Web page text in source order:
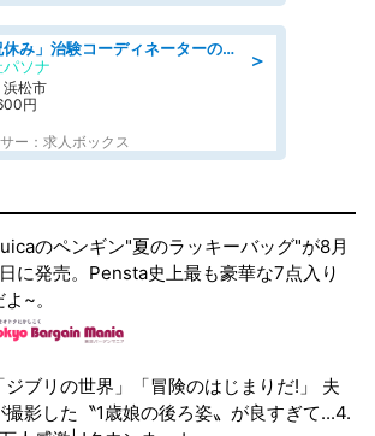
＞
「土日祝休み」治験コーディネーターのお仕事/未経験OK
ソナ
浜松市
円
ー：求人ボックス
のペンギン"夏のラッキーバッグ"が8月
に発売。Pensta史上最も豪華な7点入り
よ~。
「ジブリの世界」「冒険のはじまりだ!」 夫
撮影した〝1歳娘の後ろ姿〟が良すぎて...4.